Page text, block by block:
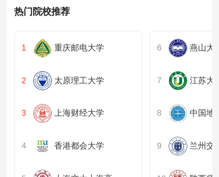
热门院校推荐
重庆邮电大学
太原理工大学
上海财经大学
香港都会大学
燕山大
江苏大
中国地
兰州交